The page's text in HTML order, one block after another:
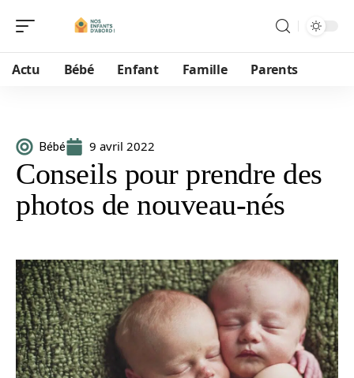
Actu Bébé Enfant Famille Parents
Bébé 9 avril 2022
Conseils pour prendre des
photos de nouveau-nés